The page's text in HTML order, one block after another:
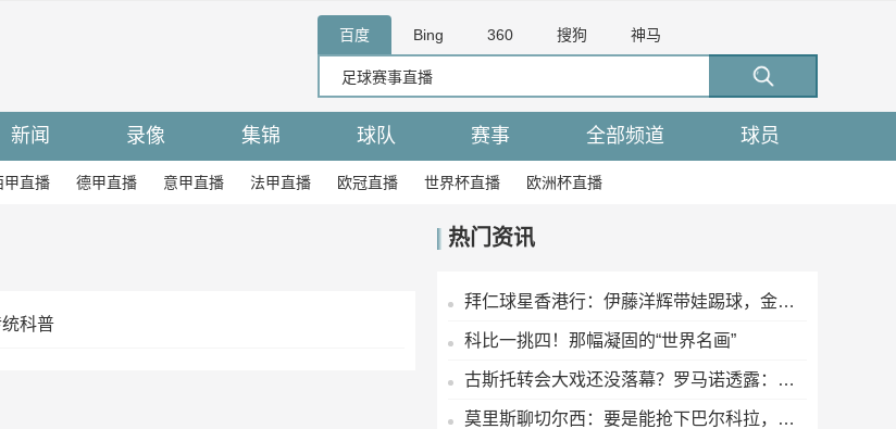
百度 Bing 360 搜狗 神马
新闻 录像 集锦 球队 赛事 全部频道 球员
甲直播 德甲直播 意甲直播 法甲直播 欧冠直播 世界杯直播 欧洲杯直播
科普
热门资讯
拜仁球星香港行：伊藤洋辉带娃踢球，金玟哉跑去卖球衣？
科比一挑四！那幅凝固的“世界名画”
古斯托转会大戏还没落幕？罗马诺透露：和六月比没啥变化
莫里斯聊切尔西：要是能抢下巴尔科拉，那才叫真梦幻